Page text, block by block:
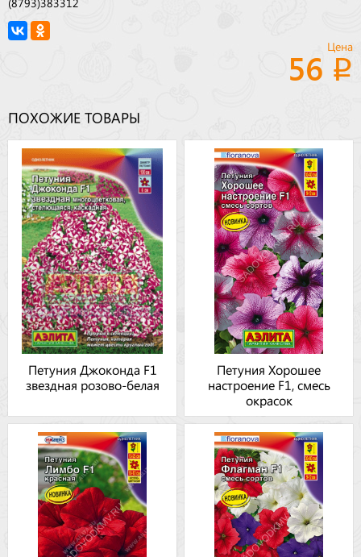
(8793)383312
Цена
56
ПОХОЖИЕ ТОВАРЫ
Петуния Джоконда F1
звездная розово-белая
Петуния Хорошее
настроение F1, смесь
окрасок